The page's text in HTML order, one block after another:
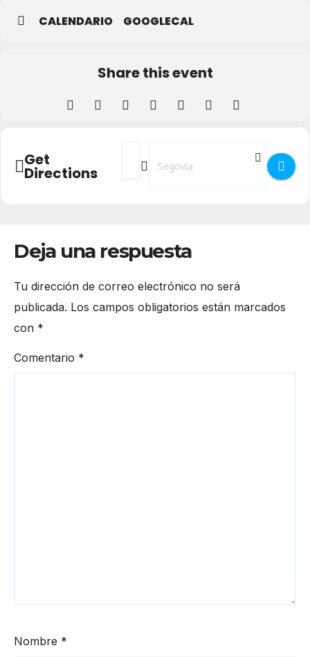
CALENDARIO GOOGLECAL
Share this event
Get
Directions
Address - Concentración KDD Carrefour
Destination Address -
Deja una respuesta
Tu dirección de correo electrónico no será
publicada. Los campos obligatorios están marcados
con *
Comentario *
Nombre *